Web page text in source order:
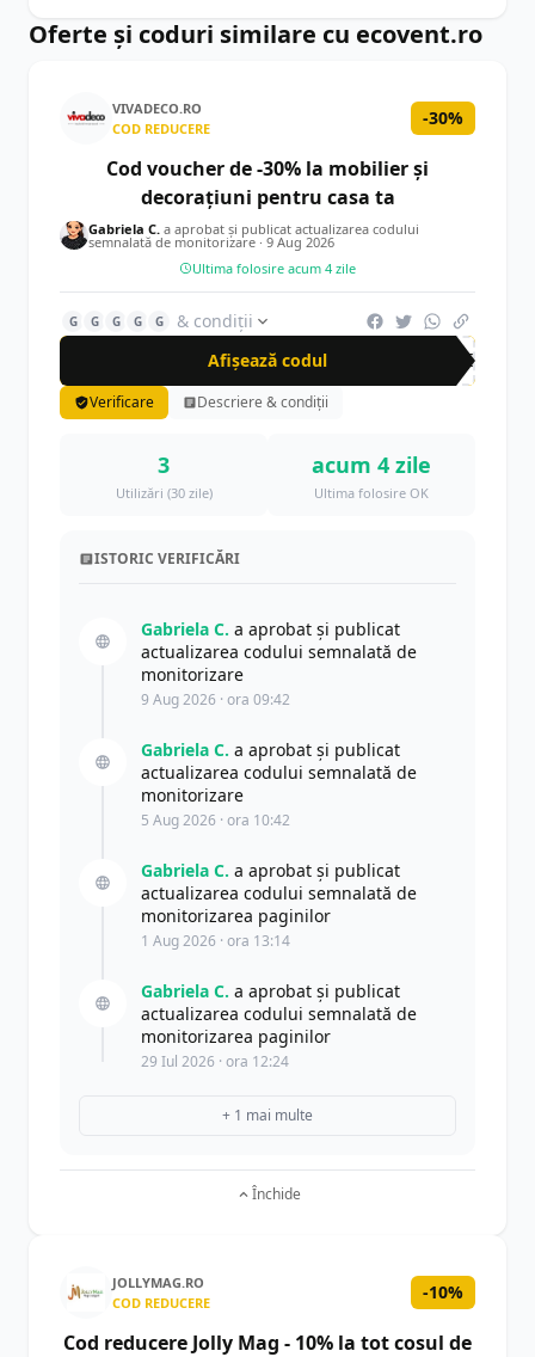
Oferte și coduri similare cu ecovent.ro
VIVADECO.RO
COD REDUCERE
-30%
Cod voucher de -30% la mobilier și
decorațiuni pentru casa ta
Gabriela C. a aprobat și publicat actualizarea codului
semnalată de monitorizare · 9 Aug 2026
Ultima folosire acum 4 zile
G G G G G
& condiții
Afișează codul
DEC
Verificare Descriere & condiții
3
Utilizări (30 zile)
acum 4 zile
Ultima folosire OK
ISTORIC VERIFICĂRI
Gabriela C. a aprobat și publicat
actualizarea codului semnalată de
monitorizare
9 Aug 2026 · ora 09:42
Gabriela C. a aprobat și publicat
actualizarea codului semnalată de
monitorizare
5 Aug 2026 · ora 10:42
Gabriela C. a aprobat și publicat
actualizarea codului semnalată de
monitorizarea paginilor
1 Aug 2026 · ora 13:14
Gabriela C. a aprobat și publicat
actualizarea codului semnalată de
monitorizarea paginilor
29 Iul 2026 · ora 12:24
+ 1 mai multe
Închide
JOLLYMAG.RO
COD REDUCERE
-10%
Cod reducere Jolly Mag - 10% la tot cosul de